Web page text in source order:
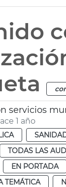
1 año
TODAS LAS
EN PORTADA
TEMÁTICA